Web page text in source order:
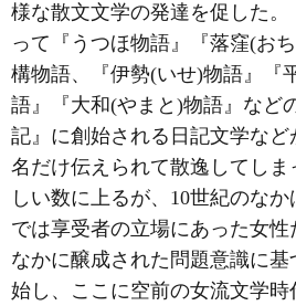
様な散文文学の発達を促した。
って『うつほ物語』『落窪(お
構物語、『伊勢(いせ)物語』『
語』『大和(やまと)物語』など
記』に創始される日記文学など
名だけ伝えられて散逸してし
しい数に上るが、10世紀のな
では享受者の立場にあった女
なかに醸成された問題意識に
始し、ここに空前の女流文学時